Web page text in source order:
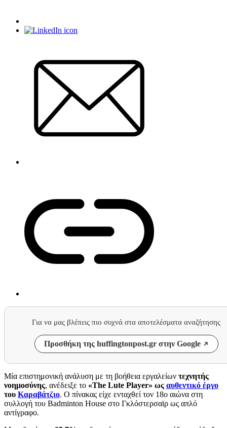
Για να μας βλέπεις πιο συχνά στα αποτελέσματα αναζήτησης
Προσθήκη της huffingtonpost.gr στην Google
Μία επιστημονική ανάλυση με τη βοήθεια εργαλείων τεχνητής
νοημοσύνης, ανέδειξε το «The Lute Player» ως αυθεντικό έργο
του Καραβάτζιο. Ο πίνακας είχε ενταχθεί τον 18ο αιώνα στη
συλλογή του Badminton House στο Γκλόστερσαϊρ ως απλό
αντίγραφο.